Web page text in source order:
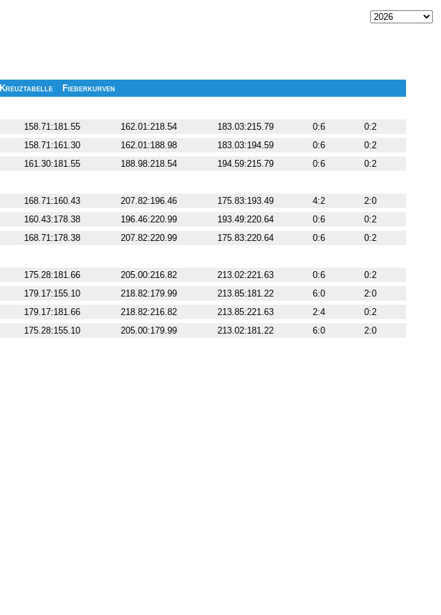
Kreuztabelle
Fieberkurven
158.71:181.55 162.01:218.54 183.03:215.79 0:6
0:2
158.71:161.30 162.01:188.98 183.03:194.59 0:6
0:2
161.30:181.55 188.98:218.54 194.59:215.79 0:6
0:2
168.71:160.43 207.82:196.46 175.83:193.49 4:2
2:0
160.43:178.38 196.46:220.99 193.49:220.64 0:6
0:2
168.71:178.38 207.82:220.99 175.83:220.64 0:6
0:2
175.28:181.66 205.00:216.82 213.02:221.63 0:6
0:2
179.17:155.10 218.82:179.99 213.85:181.22 6:0
2:0
179.17:181.66 218.82:216.82 213.85:221.63 2:4
0:2
175.28:155.10 205.00:179.99 213.02:181.22 6:0 2:0